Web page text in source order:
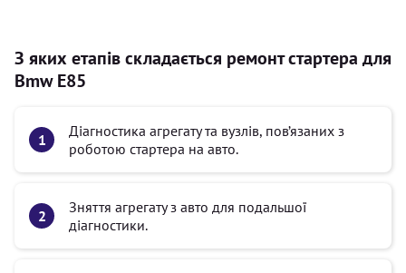
З яких етапів складається ремонт стартера для
Bmw E85
Діагностика агрегату та вузлів, пов’язаних з
роботою стартера на авто.
Зняття агрегату з авто для подальшої
діагностики.